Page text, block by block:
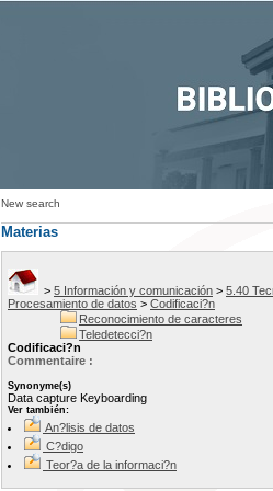
New search
Materias
> 5 Información y comunicación > 5.40
Procesamiento de datos > Codificaci?n
Reconocimiento de caracteres
Teledetecci?n
Codificaci?n
Commentaire :
Synonyme(s)
Data capture Keyboarding
Ver también:
An?lisis de datos
C?digo
Teor?a de la informaci?n